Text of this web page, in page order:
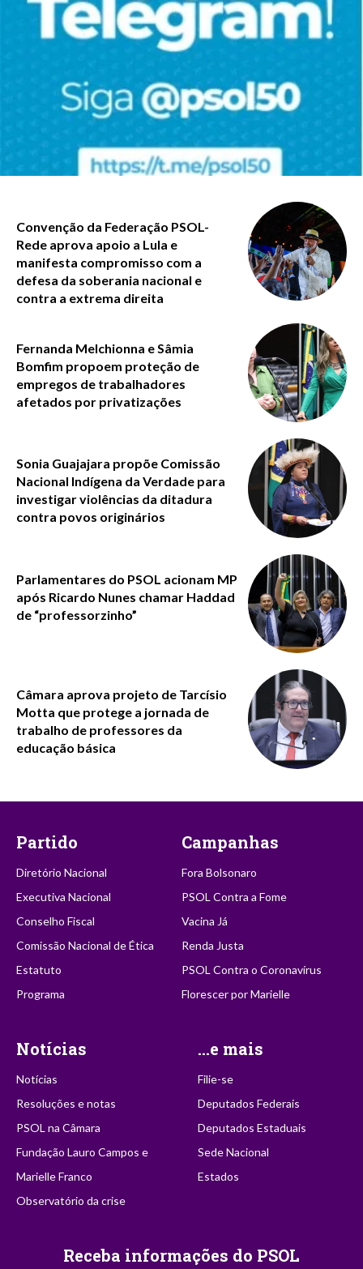
Convenção da Federação PSOL-
Rede aprova apoio a Lula e
manifesta compromisso com a
defesa da soberania nacional e
contra a extrema direita
Fernanda Melchionna e Sâmia
Bomfim propoem proteção de
empregos de trabalhadores
afetados por privatizações
Sonia Guajajara propõe Comissão
Nacional Indígena da Verdade para
investigar violências da ditadura
contra povos originários
Parlamentares do PSOL acionam MP
após Ricardo Nunes chamar Haddad
de “professorzinho”
Câmara aprova projeto de Tarcísio
Motta que protege a jornada de
trabalho de professores da
educação básica
Partido
Diretório Nacional
Executiva Nacional
Conselho Fiscal
Comissão Nacional de Ética
Estatuto
Programa
Campanhas
Fora Bolsonaro
PSOL Contra a Fome
Vacina Já
Renda Justa
PSOL Contra o Coronavírus
Florescer por Marielle
Notícias
Notícias
Resoluções e notas
PSOL na Câmara
Fundação Lauro Campos e
Marielle Franco
Observatório da crise
...e mais
Filie-se
Deputados Federais
Deputados Estaduais
Sede Nacional
Estados
Receba informações do PSOL